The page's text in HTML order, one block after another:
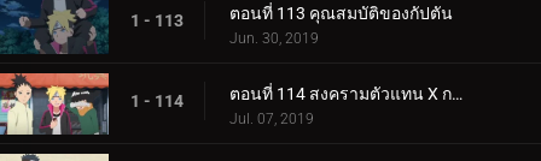
1 - 113 ตอนที่ 113 คุณสมบัติของกัปตัน
Jun. 30, 2019
1 - 114 ตอนที่ 114 สงครามตัวแทน X การ์ด!
Jul. 07, 2019